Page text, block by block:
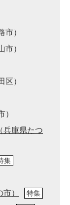
市）
市）
区）
）
兵庫県たつ
集
）
特集